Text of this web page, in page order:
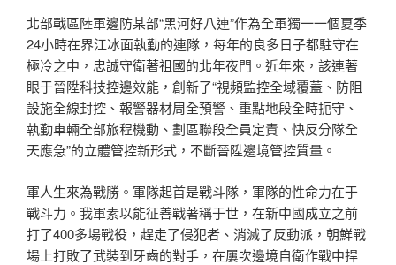
北部戰區陸軍邊防某部“黑河好八連”作為全軍獨一一個夏季
24小時在界江冰面執勤的連隊，每年的良多日子都駐守在
極冷之中，忠誠守衛著祖國的北年夜門。近年來，該連著
眼于晉陞科技控邊效能，創新了“視頻監控全域覆蓋、防阻
設施全線封控、報警器材周全預警、重點地段全時扼守、
執勤車輛全部旅程機動、劃區聯段全員定責、快反分隊全
天應急”的立體管控新形式，不斷晉陞邊境管控質量。
軍人生來為戰勝。軍隊起首是戰斗隊，軍隊的性命力在于
戰斗力。我軍素以能征善戰著稱于世，在新中國成立之前
打了400多場戰役，趕走了侵犯者、消滅了反動派，朝鮮戰
場上打敗了武裝到牙齒的對手，在屢次邊境自衛作戰中捍